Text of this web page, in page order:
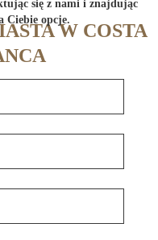
W COSTA
się z nami i znajdując
Ciebie opcje.